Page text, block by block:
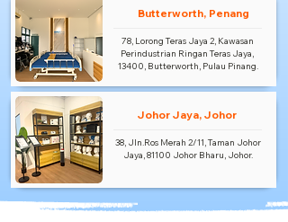
Butterworth, Penang
78, Lorong Teras Jaya 2, Kawasan
Perindustrian Ringan Teras Jaya,
13400, Butterworth, Pulau Pinang.
Johor Jaya, Johor
38, Jln.Ros Merah 2/11, Taman Johor
Jaya, 81100 Johor Bharu, Johor.